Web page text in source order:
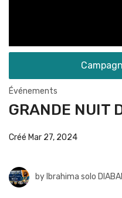
Événements
GRANDE NUIT
Créé Mar 27, 2024
byIbrahima solo